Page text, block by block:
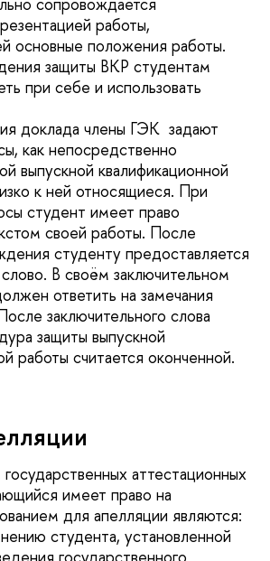
работы,
основные положения работы.
защиты ВКР студентам
при себе и использовать
доклада члены ГЭК задают
как непосредственно
выпускной квалификационной
к ней относящиеся. При
студент имеет право
своей работы. После
студенту предоставляется
В своём заключительном
ответить на замечания
заключительного слова
защиты выпускной
работы считается оконченной.
аттестационных
имеет право на
для апелляции являются:
студента, установленной